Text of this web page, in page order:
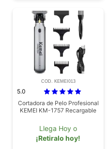
COD. KEMEI013
5.0
Cortadora de Pelo Profesional
KEMEI KM-1757 Recargable
Llega Hoy o
¡Retiralo hoy!